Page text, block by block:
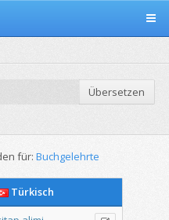
Übersetzen
für: Buchgelehrte
Türkisch